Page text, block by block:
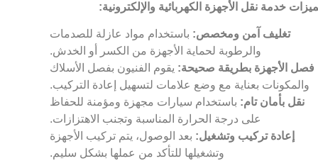
خدمة نقل الأجهزة الكهربائية والإلكترونية:
تغليف آمن ومخصص: باستخدام مواد عازلة للصدمات
والرطوبة لحماية الأجهزة من الكسر أو الخدش.
فصل الأجهزة بطريقة صحيحة: يقوم الفنيون بفصل الأسلاك
والمكونات بعناية مع وضع علامات لتسهيل إعادة التركيب.
نقل بأمان تام: باستخدام سيارات مجهزة ومؤمنة للحفاظ
على درجة الحرارة المناسبة وتجنب الاهتزازات.
إعادة تركيب وتشغيل: بعد الوصول، يتم تركيب الأجهزة
وتشغيلها للتأكد من عملها بشكل سليم.